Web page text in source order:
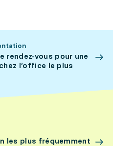
rendez-vous pour une
l’office le plus
les plus fréquemment